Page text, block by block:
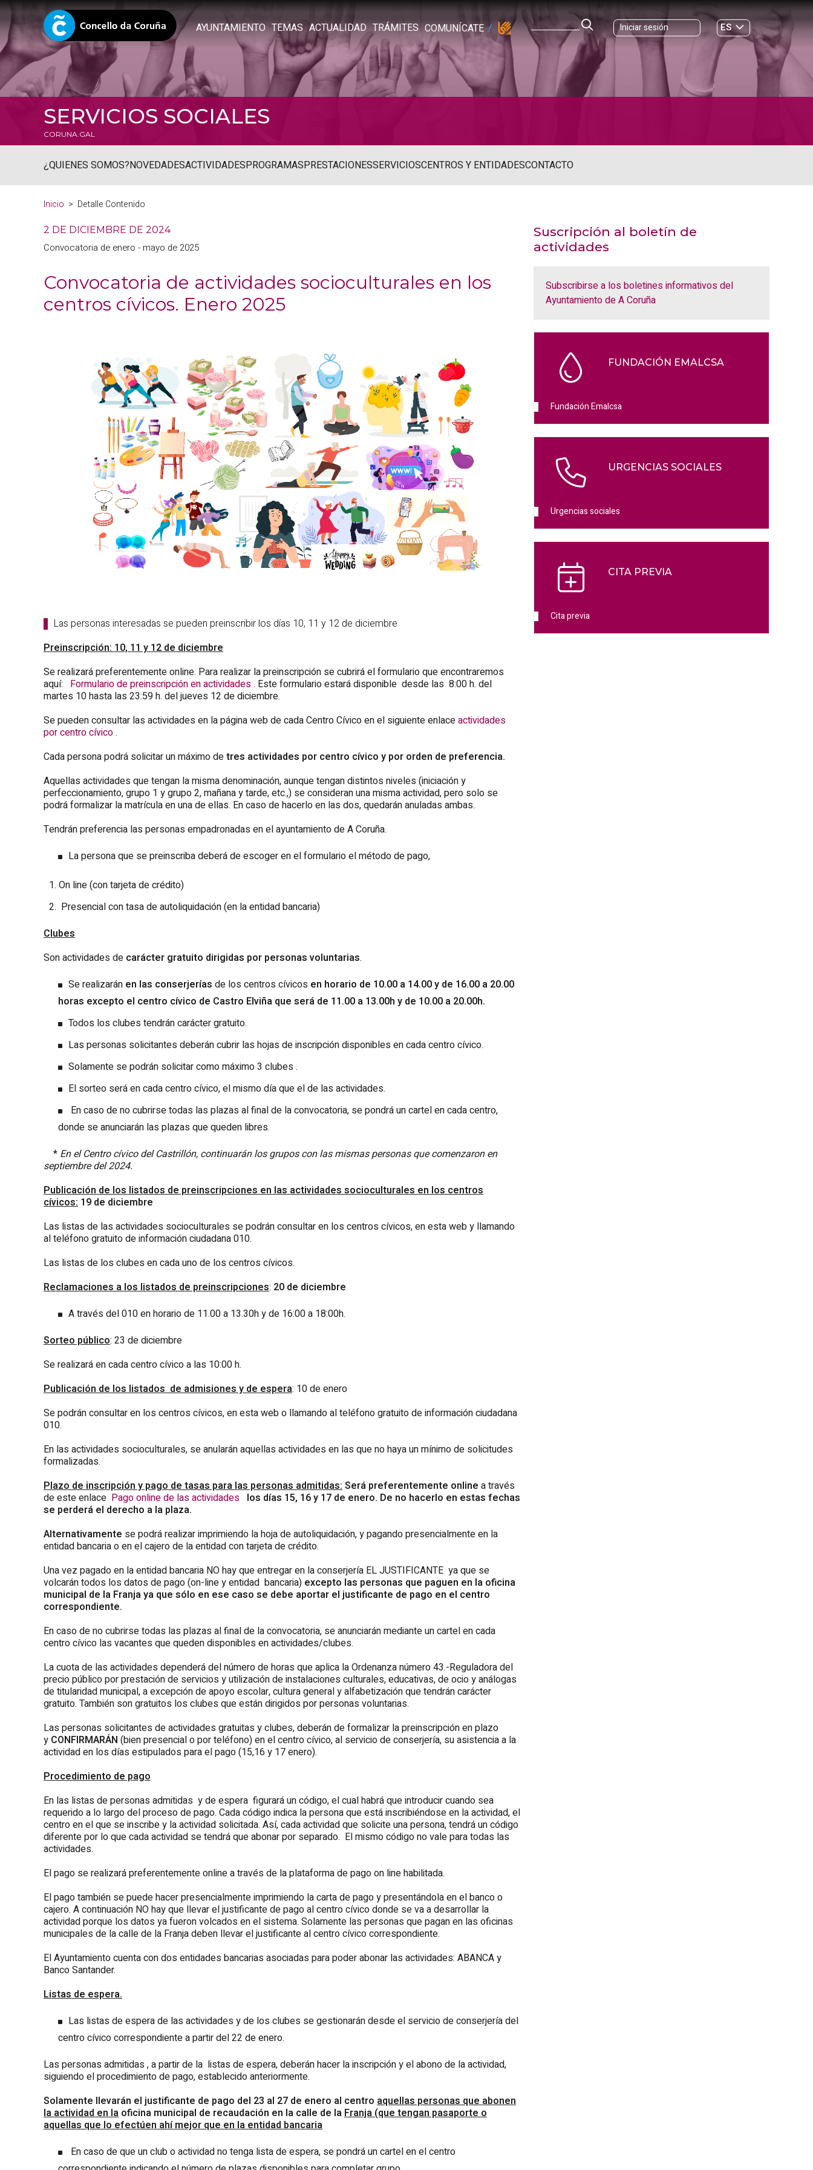
AYUNTAMIENTO TEMAS ACTUALIDAD TRÁMITES COMUNÍCATE Iniciar sesión
ES
GL
SERVICIOS SOCIALES
CORUNA.GAL
¿QUIENES SOMOS?NOVEDADESACTIVIDADESPROGRAMASPRESTACIONESSERVICIOSCENTROS Y ENTIDADESCONTACTO
Inicio Detalle Contenido
2 DE DICIEMBRE DE 2024
Convocatoria de enero - mayo de 2025
Convocatoria de actividades socioculturales en los
centros cívicos. Enero 2025
Las personas interesadas se pueden preinscribir los días 10, 11 y 12 de diciembre
Preinscripción: 10, 11 y 12 de diciembre
Se realizará preferentemente online. Para realizar la preinscripción se cubrirá el formulario que encontraremos
aquí: Formulario de preinscripción en actividades. Este formulario estará disponible desde las 8:00 h. del
martes 10 hasta las 23:59 h. del jueves 12 de diciembre.
Se pueden consultar las actividades en la página web de cada Centro Cívico en el siguiente enlaceactividades
por centro cívico.
Cada persona podrá solicitar un máximo detres actividades por centro cívico y por orden de preferencia.
Aquellas actividades que tengan la misma denominación, aunque tengan distintos niveles (iniciación y
perfeccionamiento, grupo 1 y grupo 2, mañana y tarde, etc.,) se consideran una misma actividad, pero solo se
podrá formalizar la matrícula en una de ellas. En caso de hacerlo en las dos, quedarán anuladas ambas.
Tendrán preferencia las personas empadronadas en el ayuntamiento de A Coruña.
La persona que se preinscriba deberá de escoger en el formulario el método de pago,
On line (con tarjeta de crédito)
Presencial con tasa de autoliquidación (en la entidad bancaria)
Clubes
Son actividades de carácter gratuito dirigidas por personas voluntarias.
Se realizarán en las conserjerías de los centros cívicos en horario de 10.00 a 14.00 y de 16.00 a 20.00
horas excepto el centro cívico de Castro Elviña que será de 11.00 a 13.00h y de 10.00 a 20.00h.
Todos los clubes tendrán carácter gratuito.
Las personas solicitantes deberán cubrir las hojas de inscripción disponibles en cada centro cívico.
Solamente se podrán solicitar como máximo 3 clubes .
El sorteo será en cada centro cívico, el mismo día que el de las actividades.
En caso de no cubrirse todas las plazas al final de la convocatoria, se pondrá un cartel en cada centro,
donde se anunciarán las plazas que queden libres.
* En el Centro cívico del Castrillón, continuarán los grupos con las mismas personas que comenzaron en
septiembre del 2024.
Publicación de los listados de preinscripciones en las actividades socioculturales en los centros
cívicos: 19 de diciembre
Las listas de las actividades socioculturales se podrán consultar en los centros cívicos, en esta web y llamando
al teléfono gratuito de información ciudadana 010.
Las listas de los clubes en cada uno de los centros cívicos.
Reclamaciones a los listados de preinscripciones: 20 de diciembre
A través del 010 en horario de 11.00 a 13.30h y de 16:00 a 18:00h.
Sorteo público: 23 de diciembre
Se realizará en cada centro cívico a las 10:00 h.
Publicación de los listados de admisiones y de espera: 10 de enero
Se podrán consultar en los centros cívicos, en esta web o llamando al teléfono gratuito de información ciudadana
010.
En las actividades socioculturales, se anularán aquellas actividades en las que no haya un mínimo de solicitudes
formalizadas.
Plazo de inscripción y pago de tasas para las personas admitidas:Será preferentemente online a través
de este enlace Pago online de las actividades los días 15, 16 y 17 de enero. De no hacerlo en estas fechas
se perderá el derecho a la plaza.
Alternativamente se podrá realizarimprimiendo la hoja de autoliquidación, y pagando presencialmente en la
entidad bancaria o en el cajero de la entidad con tarjeta de crédito.
Una vez pagado en la entidad bancaria NO hay que entregar en la conserjería EL JUSTIFICANTE ya que se
volcarán todos los datos de pago (on-line y entidad bancaria) excepto las personas que paguen en la oficina
municipal de la Franja ya que sólo en ese caso se debe aportar el justificante de pago en el centro
correspondiente.
En caso de no cubrirse todas las plazas al final de la convocatoria, se anunciarán mediante un cartel en cada
centro cívico las vacantes que queden disponibles en actividades/clubes.
La cuota de las actividades dependerá del número de horas que aplica la Ordenanza número 43.-Reguladora del
precio público por prestación de servicios y utilización de instalaciones culturales, educativas, de ocio y análogas
de titularidad municipal, a excepción de apoyo escolar, cultura general y alfabetización que tendrán carácter
gratuito. También son gratuitos los clubes que están dirigidos por personas voluntarias.
Las personas solicitantes de actividades gratuitas y clubes, deberán de formalizar la preinscripción en plazo
y CONFIRMARÁN (bien presencial o por teléfono) en el centro cívico, al servicio de conserjería, su asistencia a la
actividad en los días estipulados para el pago (15,16 y 17 enero).
Procedimiento de pago
En las listas de personas admitidas y de espera figurará un código, el cual habrá que introducir cuando sea
requerido a lo largo del proceso de pago. Cada código indica la persona que está inscribiéndose en la actividad, el
centro en el que se inscribe y la actividad solicitada. Así, cada actividad que solicite una persona, tendrá un código
diferente por lo que cada actividad se tendrá que abonar por separado. El mismo código no vale para todas las
actividades.
El pago se realizará preferentemente online a través de la plataforma de pago on line habilitada.
El pago también se puede hacer presencialmente imprimiendo la carta de pago y presentándola en el banco o
cajero. A continuación NO hay que llevar el justificante de pago al centro cívico donde se va a desarrollar la
actividad porque los datos ya fueron volcados en el sistema. Solamente las personas que pagan en las oficinas
municipales de la calle de la Franja deben llevar el justificante al centro cívico correspondiente.
El Ayuntamiento cuenta con dos entidades bancarias asociadas para poder abonar las actividades: ABANCA y
Banco Santander.
Listas de espera.
Las listas de espera de las actividades y de los clubes se gestionarán desde el servicio de conserjería del
centro cívico correspondiente a partir del 22 de enero.
Las personas admitidas , a partir de la listas de espera, deberán hacer la inscripción y el abono de la actividad,
siguiendo el procedimiento de pago, establecido anteriormente.
Solamente llevarán el justificante de pago del 23 al 27 de enero al centro aquellas personas que abonen
la actividad en la oficina municipal de recaudación en la calle de laFranja (que tengan pasaporte o
aquellas que lo efectúen ahí mejor que en la entidad bancaria
En caso de que un club o actividad no tenga lista de espera, se pondrá un cartel en el centro
Suscripción al boletín de
actividades
Subscribirse a los boletines informativos del
Ayuntamiento de A Coruña
FUNDACIÓN EMALCSA
Fundación Emalcsa
URGENCIAS SOCIALES
Urgencias sociales
CITA PREVIA
Cita previa